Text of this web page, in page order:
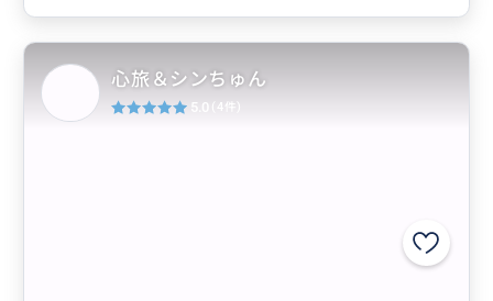
心旅＆シンちゅん
5.0 (4件)